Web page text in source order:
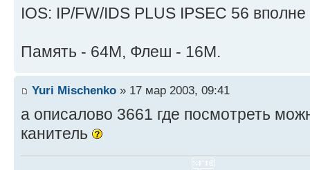
IOS: IP/FW/IDS PLUS IPSEC 56 вполне
Память - 64М, Флеш - 16М.
Yuri Mischenko » 17 мар 2003, 09:41
а описалово 3661 где посмотреть
канитель